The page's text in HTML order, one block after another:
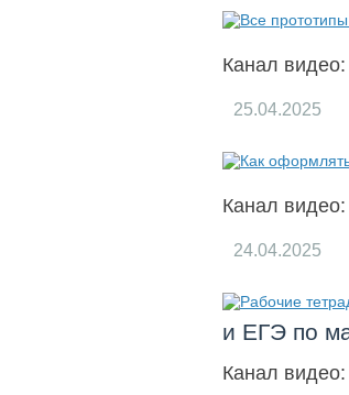
Канал видео:
25.04.2025
Канал видео:
24.04.2025
и ЕГЭ по
Канал видео: